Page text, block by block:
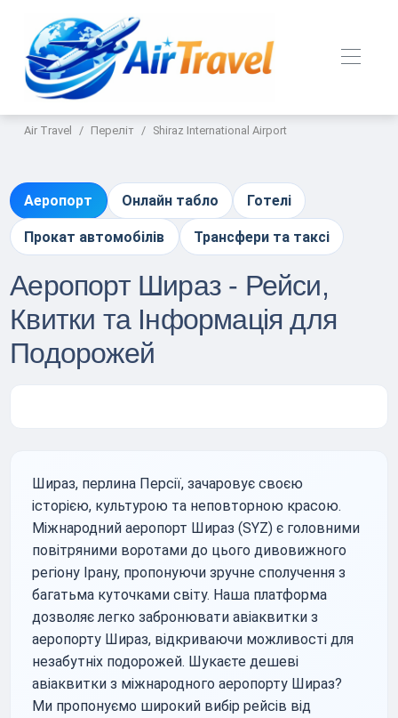
Air Travel Переліт Shiraz International Airport
Аеропорт Онлайн табло Готелі
Прокат автомобілів Трансфери та таксі
Аеропорт Шираз - Рейси,
Квитки та Інформація для
Подорожей
Шираз, перлина Персії, зачаровує своєю
історією, культурою та неповторною красою.
Міжнародний аеропорт Шираз (SYZ) є головними
повітряними воротами до цього дивовижного
регіону Ірану, пропонуючи зручне сполучення з
багатьма куточками світу. Наша платформа
дозволяє легко забронювати авіаквитки з
аеропорту Шираз, відкриваючи можливості для
незабутніх подорожей. Шукаєте дешеві
авіаквитки з міжнародного аеропорту Шираз?
Ми пропонуємо широкий вибір рейсів від